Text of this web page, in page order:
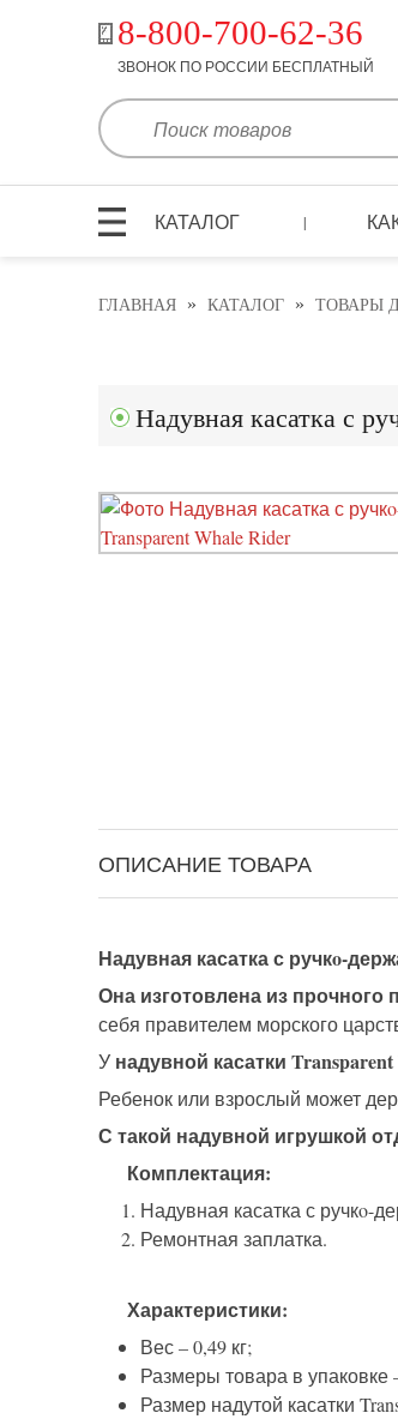
8-800-700-62-36
ЗВОНОК ПО РОССИИ БЕСПЛАТНЫЙ
КАТАЛОГ |
ГЛАВНАЯ » КАТАЛОГ » ТОВАРЫ
Надувная касатка с
ОПИСАНИЕ ТОВАРА
Надувная касатка с ручкo-
Она изготовлена из прочного
себя правителем морского
У надувной касатки
Ребенок или взрослый может
С такой надувной игрушкой
Комплектация:
Надувная касатка с ручкo-
Ремонтная заплатка.
Характеристики:
Вес – 0,49 кг;
Размеры товара в упаковке
Размер надутой касатки